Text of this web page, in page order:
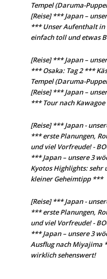
Tempel (Daruma-
[Reise] *** Japan –
*** Unser Aufenthalt
einfach toll und etwas
[Reise] *** Japan –
*** Osaka: Tag 2 ***
Tempel (Daruma-
[Reise] *** Japan –
*** Tour nach
[Reise] *** Japan -
*** erste Planungen,
und viel Vorfreude! -
*** Japan – unsere 3
Kyotos Highlights: sehr
kleiner Geheimtipp ***
[Reise] *** Japan -
*** erste Planungen,
und viel Vorfreude! -
*** Japan – unsere 3
Ausflug nach Miyajima
wirklich sehenswert!